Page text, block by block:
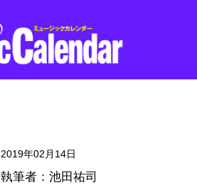
2019年02月14日
執筆者：池田祐司